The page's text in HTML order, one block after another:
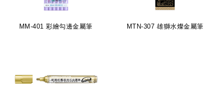
MM-401 彩繪勾邊金屬筆 MTN-307 雄獅水燦金屬筆